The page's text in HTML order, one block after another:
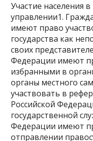
Участие населения
управлении1.
имеют право
государства как
своих
Федерации имеют
избранными в
органы местного
участвовать в
Российской
государственной
Федерации имеют
отправлении